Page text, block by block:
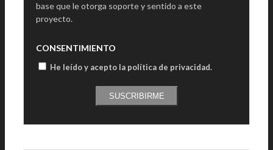
base que le otorga soporte y sentido a este
proyecto.
CONSENTIMIENTO
He leído y acepto la política de privacidad.
SUSCRIBIRME